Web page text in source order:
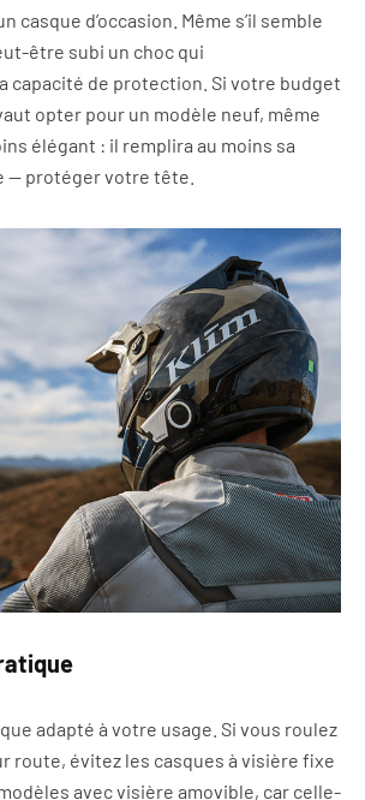
casque d’occasion. Même s’il semble
être subi un choc qui
capacité de protection. Si votre budget
opter pour un modèle neuf, même
élégant : il remplira au moins sa
— protéger votre tête.
adapté à votre usage. Si vous roulez
route, évitez les casques à visière fixe
avec visière amovible, car celle-